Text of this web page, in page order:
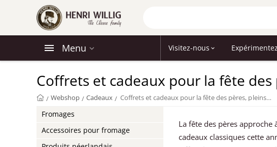
Menu Visitez-nous
Coffrets et cadeaux pour la fête
/ Webshop / Cadeaux / Coffrets et cadeaux pour la fête des pères, pleins de saveurs
La fête des pères
cadeaux classiques cette
Fromages
Accessoires pour fromage